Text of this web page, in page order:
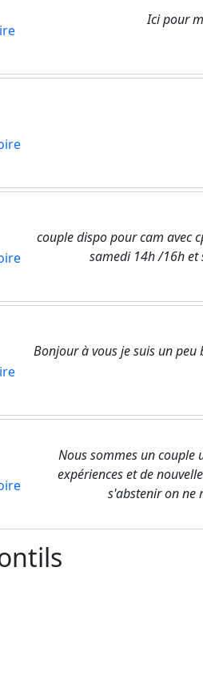
Ici pour
couple dispo pour cam avec
samedi 14h /16h et
Bonjour à vous je suis un peu
Nous sommes un couple
expériences et de
s'abstenir on ne